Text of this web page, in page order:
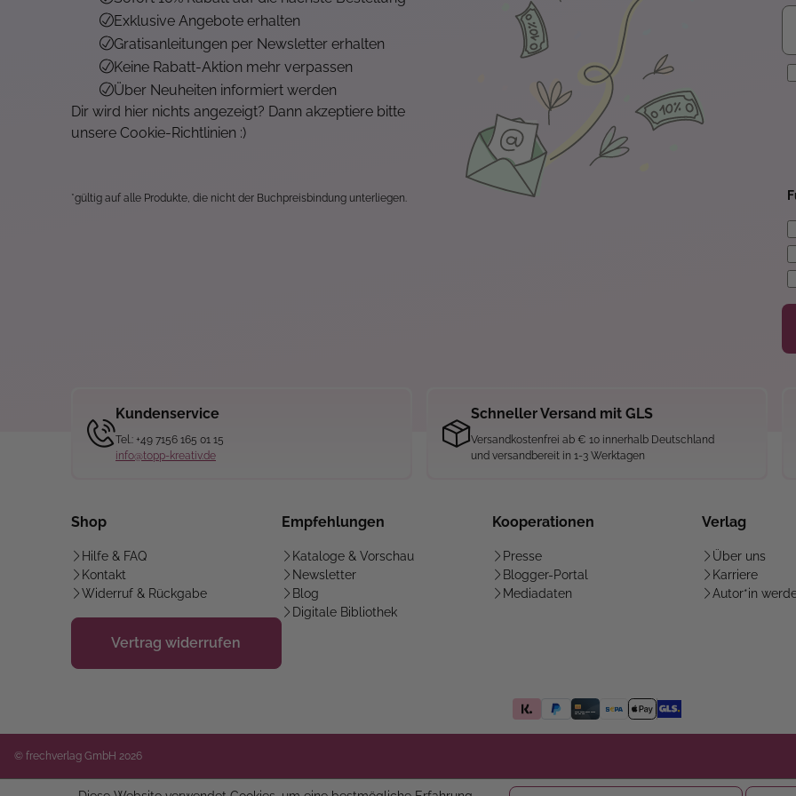
Exklusive Angebote erhalten
Gratisanleitungen per Newsletter erhalten
Keine Rabatt-Aktion mehr verpassen
Über Neuheiten informiert werden
Dir wird hier nichts angezeigt? Dann akzeptiere bitte
unsere Cookie-Richtlinien :)
*gültig auf alle Produkte, die nicht der Buchpreisbindung unterliegen.
Kundenservice
Tel.: +49 7156 165 01 15
info@topp-kreativ.de
Schneller Versand mit GLS
Versandkostenfrei ab € 10 innerhalb Deutschland
und versandbereit in 1-3 Werktagen
Shop
Hilfe & FAQ
Kontakt
Widerruf & Rückgabe
Vertrag widerrufen
Empfehlungen
Kataloge & Vorschau
Newsletter
Blog
Digitale Bibliothek
Kooperationen
Presse
Blogger-Portal
Mediadaten
Verlag
Über uns
Karriere
Autor*in
© frechverlag GmbH 2026